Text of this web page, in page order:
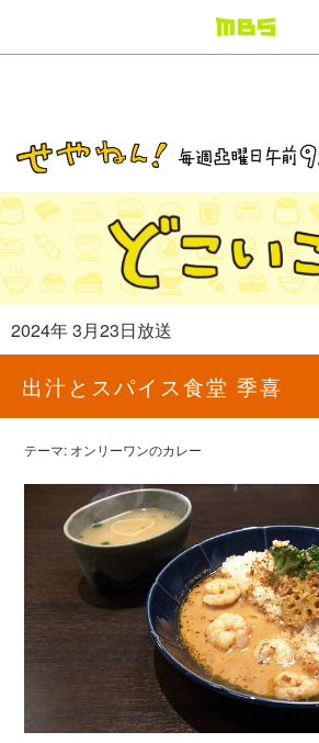
ドラマ
動画イズム
天気・防災
映画
グッズ
2024年 3月23日放送
出汁とスパイス食堂 季喜
テーマ: オンリーワンのカレー